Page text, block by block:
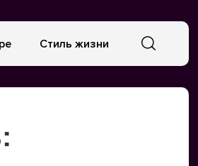
Стиль жизни